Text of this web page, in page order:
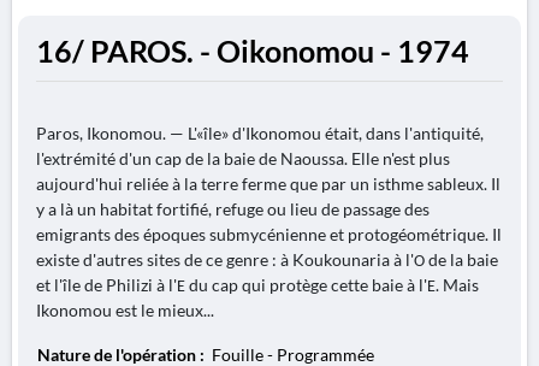
16/ PAROS. - Oikonomou - 1974
Paros, Ikonomou. — L'«île» d'Ikonomou était, dans l'antiquité,
l'extrémité d'un cap de la baie de Naoussa. Elle n'est plus
aujourd'hui reliée à la terre ferme que par un isthme sableux. Il
y a là un habitat fortifié, refuge ou lieu de passage des
emigrants des époques submycénienne et protogéométrique. Il
existe d'autres sites de ce genre : à Koukounaria à l'О de la baie
et l'île de Philizi à l'Е du cap qui protège cette baie à l'Е. Mais
Ikonomou est le mieux...
Nature de l'opération : Fouille - Programmée